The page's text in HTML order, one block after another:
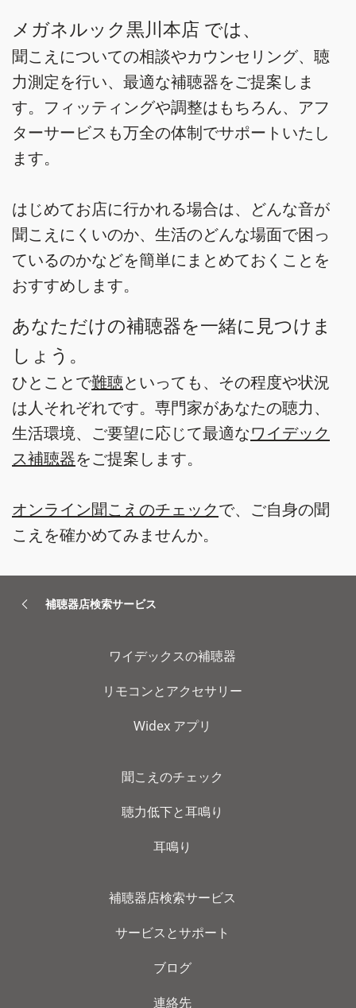
メガネルック黒川本店 では、
聞こえについての相談やカウンセリング、聴
力測定を行い、最適な補聴器をご提案しま
す。フィッティングや調整はもちろん、アフ
ターサービスも万全の体制でサポートいたし
ます。
はじめてお店に行かれる場合は、どんな音が
聞こえにくいのか、生活のどんな場面で困っ
ているのかなどを簡単にまとめておくことを
おすすめします。
あなただけの補聴器を一緒に見つけま
しょう。
ひとことで難聴といっても、その程度や状況
は人それぞれです。専門家があなたの聴力、
生活環境、ご要望に応じて最適なワイデック
ス補聴器をご提案します。
オンライン聞こえのチェックで、ご自身の聞
こえを確かめてみませんか。
補聴器店検索サービス
ワイデックスの補聴器
リモコンとアクセサリー
Widex アプリ
聞こえのチェック
聴力低下と耳鳴り
耳鳴り
補聴器店検索サービス
サービスとサポート
ブログ
連絡先